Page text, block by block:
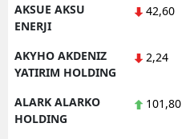
AKSUE AKSU
ENERJI
42,60
AKYHO AKDENIZ
YATIRIM HOLDING
2,24
ALARK ALARKO
HOLDING
101,80